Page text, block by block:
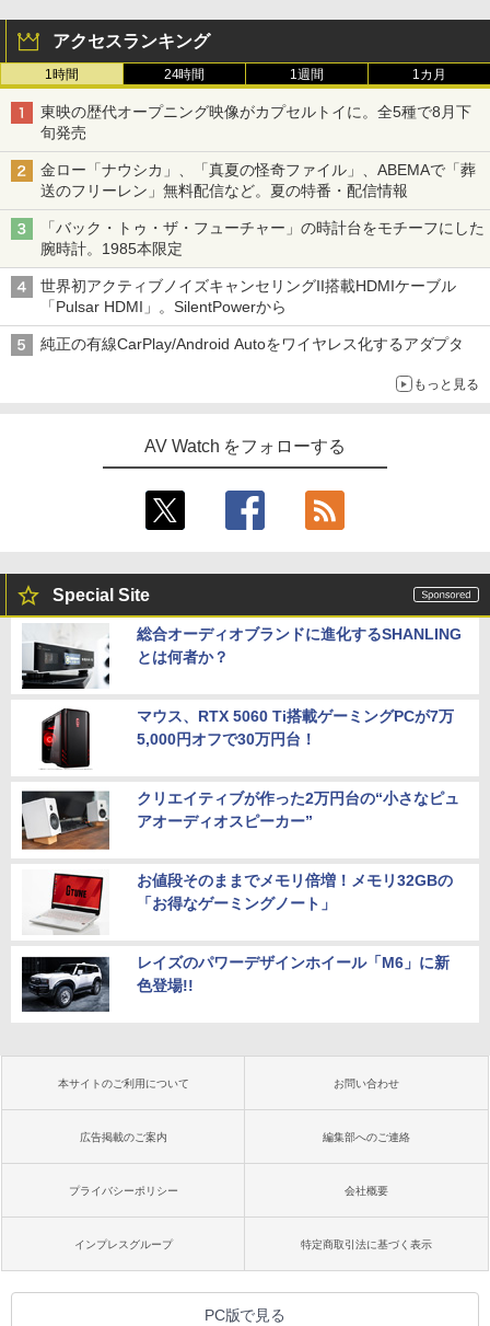
アクセスランキング
1時間 24時間 1週間 1カ月
東映の歴代オープニング映像がカプセルトイに。全5種で8月下
旬発売
金ロー「ナウシカ」、「真夏の怪奇ファイル」、ABEMAで「葬
送のフリーレン」無料配信など。夏の特番・配信情報
「バック・トゥ・ザ・フューチャー」の時計台をモチーフにした
腕時計。1985本限定
世界初アクティブノイズキャンセリングII搭載HDMIケーブル
「Pulsar HDMI」。SilentPowerから
純正の有線CarPlay/Android Autoをワイヤレス化するアダプタ
もっと見る
AV Watch をフォローする
Special Site
総合オーディオブランドに進化するSHANLING
とは何者か？
マウス、RTX 5060 Ti搭載ゲーミングPCが7万
5,000円オフで30万円台！
クリエイティブが作った2万円台の“小さなピュ
アオーディオスピーカー”
お値段そのままでメモリ倍増！メモリ32GBの
「お得なゲーミングノート」
レイズのパワーデザインホイール「M6」に新
色登場!!
本サイトのご利用について お問い合わせ
広告掲載のご案内 編集部へのご連絡
プライバシーポリシー 会社概要
インプレスグループ 特定商取引法に基づく表示
PC版で見る